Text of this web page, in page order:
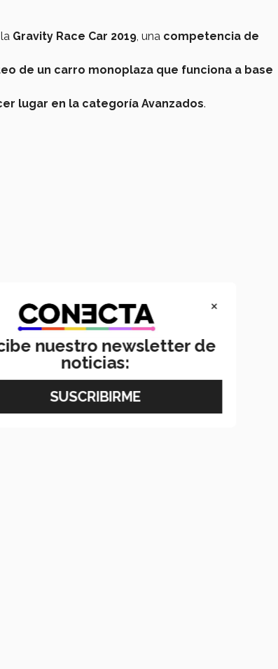
Gravity Race Car 2019, una competencia de
de un carro monoplaza que funciona a base
lugar en la categoría Avanzados.
×
nuestro newsletter de
noticias: